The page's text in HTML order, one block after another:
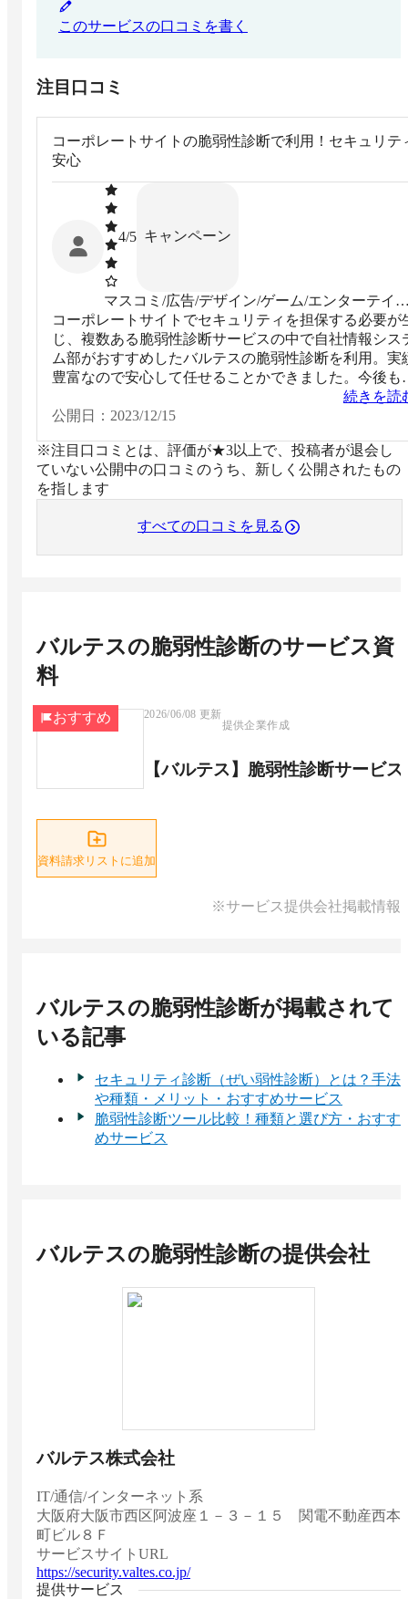
このサービスの口コミを書く
注目口コミ
コーポレートサイトの脆弱性診断で利用！セキュリテ
安心
4/5 キャンペーン
マスコミ/広告/デザイン/ゲーム/エンターテイ
ント系
コーポレートサイトでセキュリティを担保する必要が
じ、複数ある脆弱性診断サービスの中で自社情報シス
ム部がおすすめしたバルテスの脆弱性診断を利用。実
豊富なので安心して任せることかできました。今後も
期的に脆弱性診断は必要なので、このサービスを継続
用していく想定です。
続きを読
公開日： 2023/12/15
※注目口コミとは、評価が★3以上で、投稿者が退会し
ていない公開中の口コミのうち、新しく公開されたもの
を指します
すべての口コミを見る
バルテスの脆弱性診断のサービス資
料
おすすめ 2026/06/08 更新
提供企業作成
【バルテス】脆弱性診断サービ
資料請求リストに追加
※サービス提供会社掲載情報
バルテスの脆弱性診断が掲載されて
いる記事
セキュリティ診断（ぜい弱性診断）とは？手法
や種類・メリット・おすすめサービス
脆弱性診断ツール比較！種類と選び方・おすす
めサービス
バルテスの脆弱性診断の提供会社
バルテス株式会社
IT/通信/インターネット系
大阪府大阪市西区阿波座１－３－１５ 関電不動産西本
町ビル８Ｆ
サービスサイトURL
https://security.valtes.co.jp/
提供サービス